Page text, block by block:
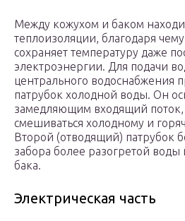
Между кожухом и баком
теплоизоляции, благодаря чему
сохраняет температуру даже
электроэнергии. Для подачи
центрального водоснабжения
патрубок холодной воды. Он
замедляющим входящий поток,
смешиваться холодному и
Второй (отводящий) патрубок
забора более разогретой воды
бака.
Электрическая часть